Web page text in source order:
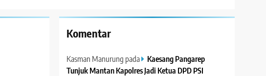
Komentar
Kasman Manurung pada
Kaesang Pangarep
Tunjuk Mantan Kapolres Jadi Ketua DPD PSI